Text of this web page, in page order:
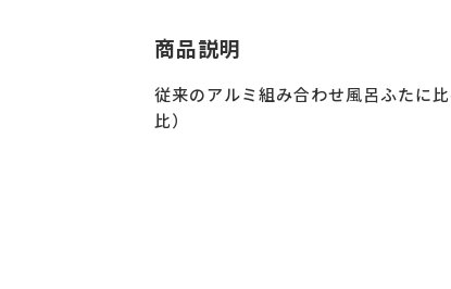
商品説明
従来のアルミ組み合わせ風呂ふたに
比）